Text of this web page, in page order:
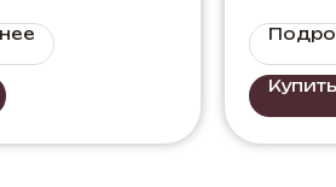
Купить